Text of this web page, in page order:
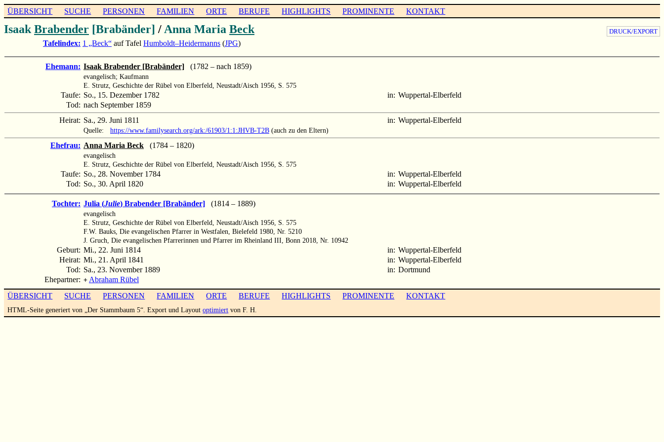
ÜBERSICHT SUCHE PERSONEN FAMILIEN ORTE BERUFE HIGHLIGHTS PROMINENTE KONTAKT
DRUCK/EXPORT
Isaak Brabender [Brabänder] / Anna Maria Beck
Tafelindex: 1 „Beck“ auf Tafel Humboldt–Heidermanns (JPG)
Ehemann: Isaak Brabender [Brabänder] (1782 – nach 1859)
evangelisch; Kaufmann
E. Strutz, Geschichte der Rübel von Elberfeld, Neustadt/Aisch 1956, S. 575
Taufe: So., 15. Dezember 1782 in: Wuppertal-Elberfeld
Tod: nach September 1859
Heirat: Sa., 29. Juni 1811 in: Wuppertal-Elberfeld
Quelle: https://www.familysearch.org/ark:/61903/1:1:JHVB-T2B (auch zu den Eltern)
Ehefrau: Anna Maria Beck (1784 – 1820)
evangelisch
E. Strutz, Geschichte der Rübel von Elberfeld, Neustadt/Aisch 1956, S. 575
Taufe: So., 28. November 1784 in: Wuppertal-Elberfeld
Tod: So., 30. April 1820 in: Wuppertal-Elberfeld
Tochter: Julia (Julie) Brabender [Brabänder] (1814 – 1889)
evangelisch
E. Strutz, Geschichte der Rübel von Elberfeld, Neustadt/Aisch 1956, S. 575
F.W. Bauks, Die evangelischen Pfarrer in Westfalen, Bielefeld 1980, Nr. 5210
J. Gruch, Die evangelischen Pfarrerinnen und Pfarrer im Rheinland III, Bonn 2018, Nr. 10942
Geburt: Mi., 22. Juni 1814 in: Wuppertal-Elberfeld
Heirat: Mi., 21. April 1841 in: Wuppertal-Elberfeld
Tod: Sa., 23. November 1889 in: Dortmund
Ehepartner: + Abraham Rübel
ÜBERSICHT
SUCHE PERSONEN FAMILIEN ORTE BERUFE HIGHLIGHTS PROMINENTE KONTAKT
HTML-Seite generiert von „Der Stammbaum 5“. Export und Layoutoptimiert von F. H.